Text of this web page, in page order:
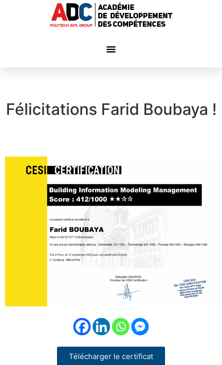
Félicitations Farid Boubaya !
Télécharger le certificat